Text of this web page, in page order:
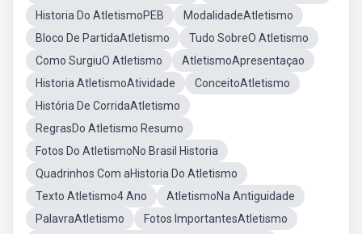
Historia Do AtletismoPEB
ModalidadeAtletismo
Bloco De PartidaAtletismo
Tudo SobreO Atletismo
Como SurgiuO Atletismo
AtletismoApresentaçao
Historia AtletismoAtividade
ConceitoAtletismo
História De CorridaAtletismo
RegrasDo Atletismo Resumo
Fotos Do AtletismoNo Brasil Historia
Quadrinhos Com aHistoria Do Atletismo
Texto Atletismo4 Ano
AtletismoNa Antiguidade
PalavraAtletismo
Fotos ImportantesAtletismo